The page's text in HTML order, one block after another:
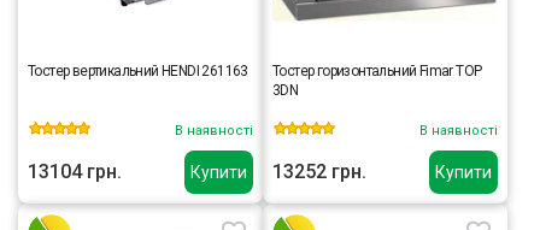
Купити
Тостер вертикальний HENDI 261163
В наявності
13104 грн. Купити
Тостер горизонтальний Fimar TOP
3DN
В наявності
13252 грн.